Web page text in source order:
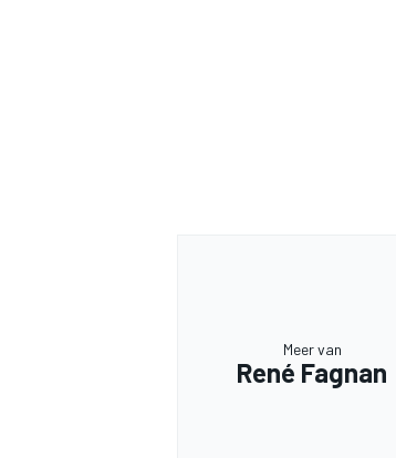
Meer van
René Fagnan